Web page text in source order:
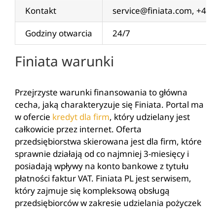
Kontakt
service@finiata.com, +48
Godziny otwarcia
24/7
Finiata warunki
Przejrzyste warunki finansowania to główna
cecha, jaką charakteryzuje się Finiata. Portal ma
w ofercie kredyt dla firm, który udzielany jest
całkowicie przez internet. Oferta
przedsiębiorstwa skierowana jest dla firm, które
sprawnie działają od co najmniej 3-miesięcy i
posiadają wpływy na konto bankowe z tytułu
płatności faktur VAT. Finiata PL jest serwisem,
który zajmuje się kompleksową obsługą
przedsiębiorców w zakresie udzielania pożyczek